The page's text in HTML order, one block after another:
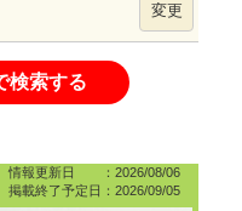
変更
検索する
情報更新日 ：2026/08/06
掲載終了予定日：2026/09/05